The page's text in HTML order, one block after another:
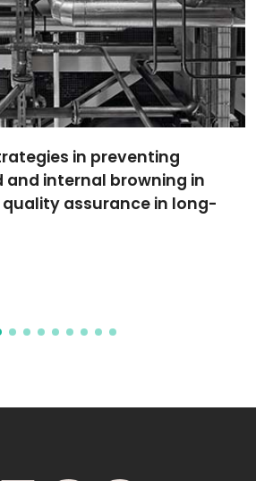
Ruben; Bastos,
Joao; Keller, Lisa-Marie;
Maysoon I.; Ruhle,
Ute; Daniel-da-Silva,